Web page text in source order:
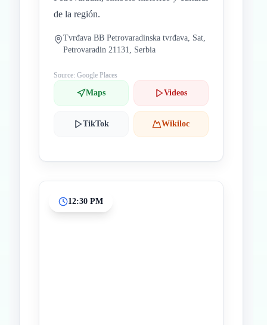
de la región.
Tvrđava BB Petrovaradinska tvrđava, Sat,
Petrovaradin 21131, Serbia
Source: Google Places
Maps Videos
TikTok Wikiloc
12:30 PM